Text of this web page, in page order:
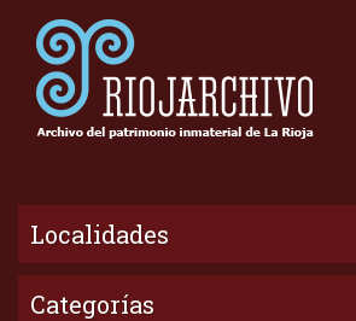
Localidades
Categorías